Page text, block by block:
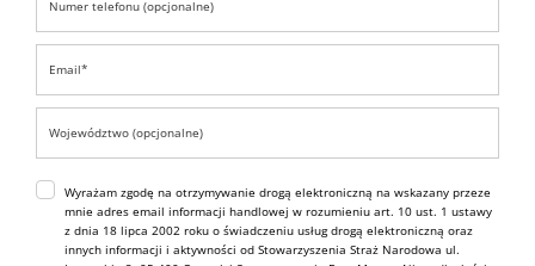
Wyrażam zgodę na otrzymywanie drogą elektroniczną na wskazany przeze
mnie adres email informacji handlowej w rozumieniu art. 10 ust. 1 ustawy
z dnia 18 lipca 2002 roku o świadczeniu usług drogą elektroniczną oraz
innych informacji i aktywności od Stowarzyszenia Straż Narodowa ul.